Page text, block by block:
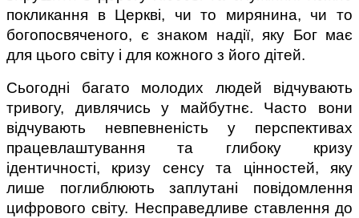
покликання в Церкві, чи то мирянина, чи то
богопосвяченого, є знаком надії, яку Бог має
для цього світу і для кожного з його дітей.
Сьогодні багато молодих людей відчувають
тривогу, дивлячись у майбутнє. Часто вони
відчувають невпевненість у перспективах
працевлаштування та глибоку кризу
ідентичності, кризу сенсу та цінностей, яку
лише поглиблюють заплутані повідомлення
цифрового світу. Несправедливе ставлення до